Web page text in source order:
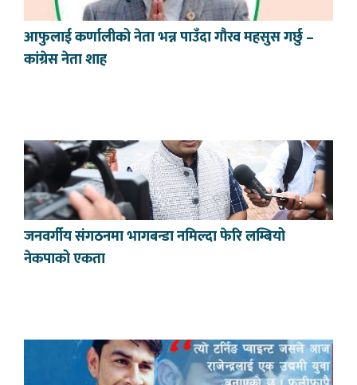
आफुलाई कर्णालीको नेता भन्न पाउँदा गौरव महसुस गर्छु –
कांग्रेस नेता शाह
जनवर्गीय संगठनमा भागबन्डा नमिल्दा फेरि लम्बियो
नेकपाको एकता